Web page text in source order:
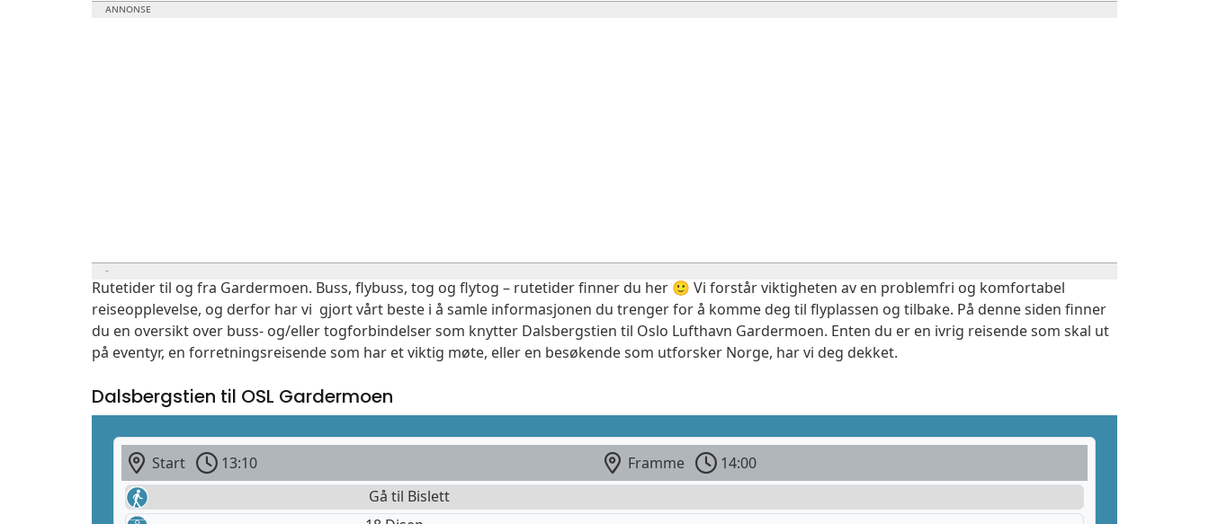
Rutetider til og fra Gardermoen. Buss, flybuss, tog og flytog – rutetider finner du her 🙂 Vi forstår viktigheten av en problemfri og komfortabel
reiseopplevelse, og derfor har vi gjort vårt beste i å samle informasjonen du trenger for å komme deg til flyplassen og tilbake. På denne siden finner
du en oversikt over buss- og/eller togforbindelser som knytter Dalsbergstien til Oslo Lufthavn Gardermoen. Enten du er en ivrig reisende som skal ut
på eventyr, en forretningsreisende som har et viktig møte, eller en besøkende som utforsker Norge, har vi deg dekket.
Dalsbergstien til OSL Gardermoen
Start 13:10 Framme
14:00
Gå til Bislett